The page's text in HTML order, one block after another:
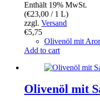
Enthält 19% MwSt.
(€23,00 / 1 L)
zzgl. Versand
€5,75
Olivenöl mit
Add to cart
Olivenöl mit